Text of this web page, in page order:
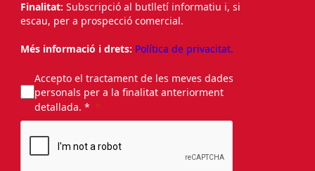
Finalitat: Subscripció al butlletí informatiu i, si
escau, per a prospecció comercial.
Més informació i drets: Política de privacitat.
Accepto el tractament de les meves dades
personals per a la finalitat anteriorment
detallada. *